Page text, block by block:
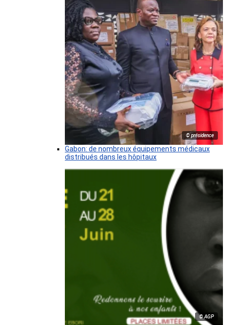
© présidence
Gabon: de nombreux équipements médicaux
distribués dans les hôpitaux
© AGP